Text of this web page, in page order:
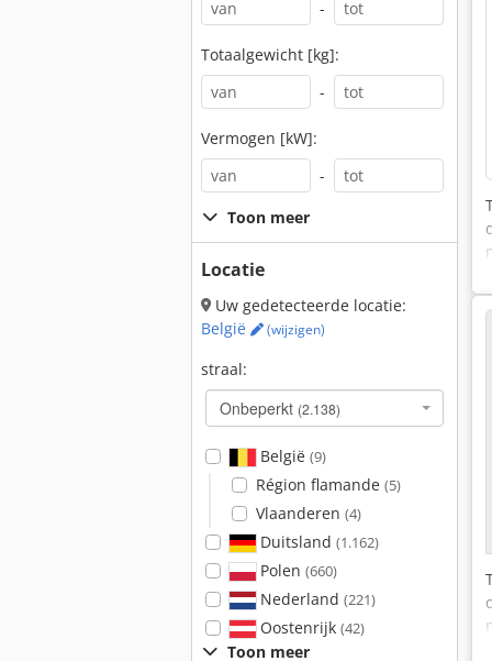
-
Totaalgewicht [kg]:
-
Vermogen [kW]:
-
Toon meer
Locatie
Uw gedetecteerde locatie:
België
(wijzigen)
straal:
Onbeperkt (2.138)
België (9)
Région flamande (5)
Vlaanderen (4)
Duitsland (1.162)
Polen (660)
Nederland (221)
Oostenrijk (42)
Toon meer